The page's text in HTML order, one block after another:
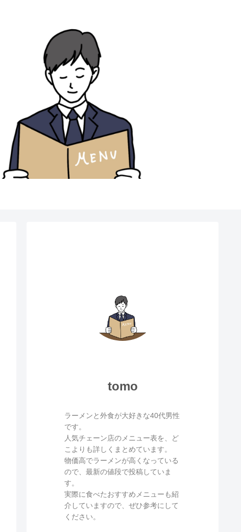
tomo
ラーメンと外食が大好きな40代男性
です。
人気チェーン店のメニュー表を、ど
こよりも詳しくまとめています。
物価高でラーメンが高くなっている
ので、最新の値段で投稿していま
す。
実際に食べたおすすめメニューも紹
介していますので、ぜひ参考にして
ください。